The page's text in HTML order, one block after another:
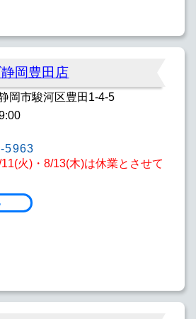
岡豊田店
岡市駿河区豊田1-4-5
5963
火)・8/13(木)は休業とさせて